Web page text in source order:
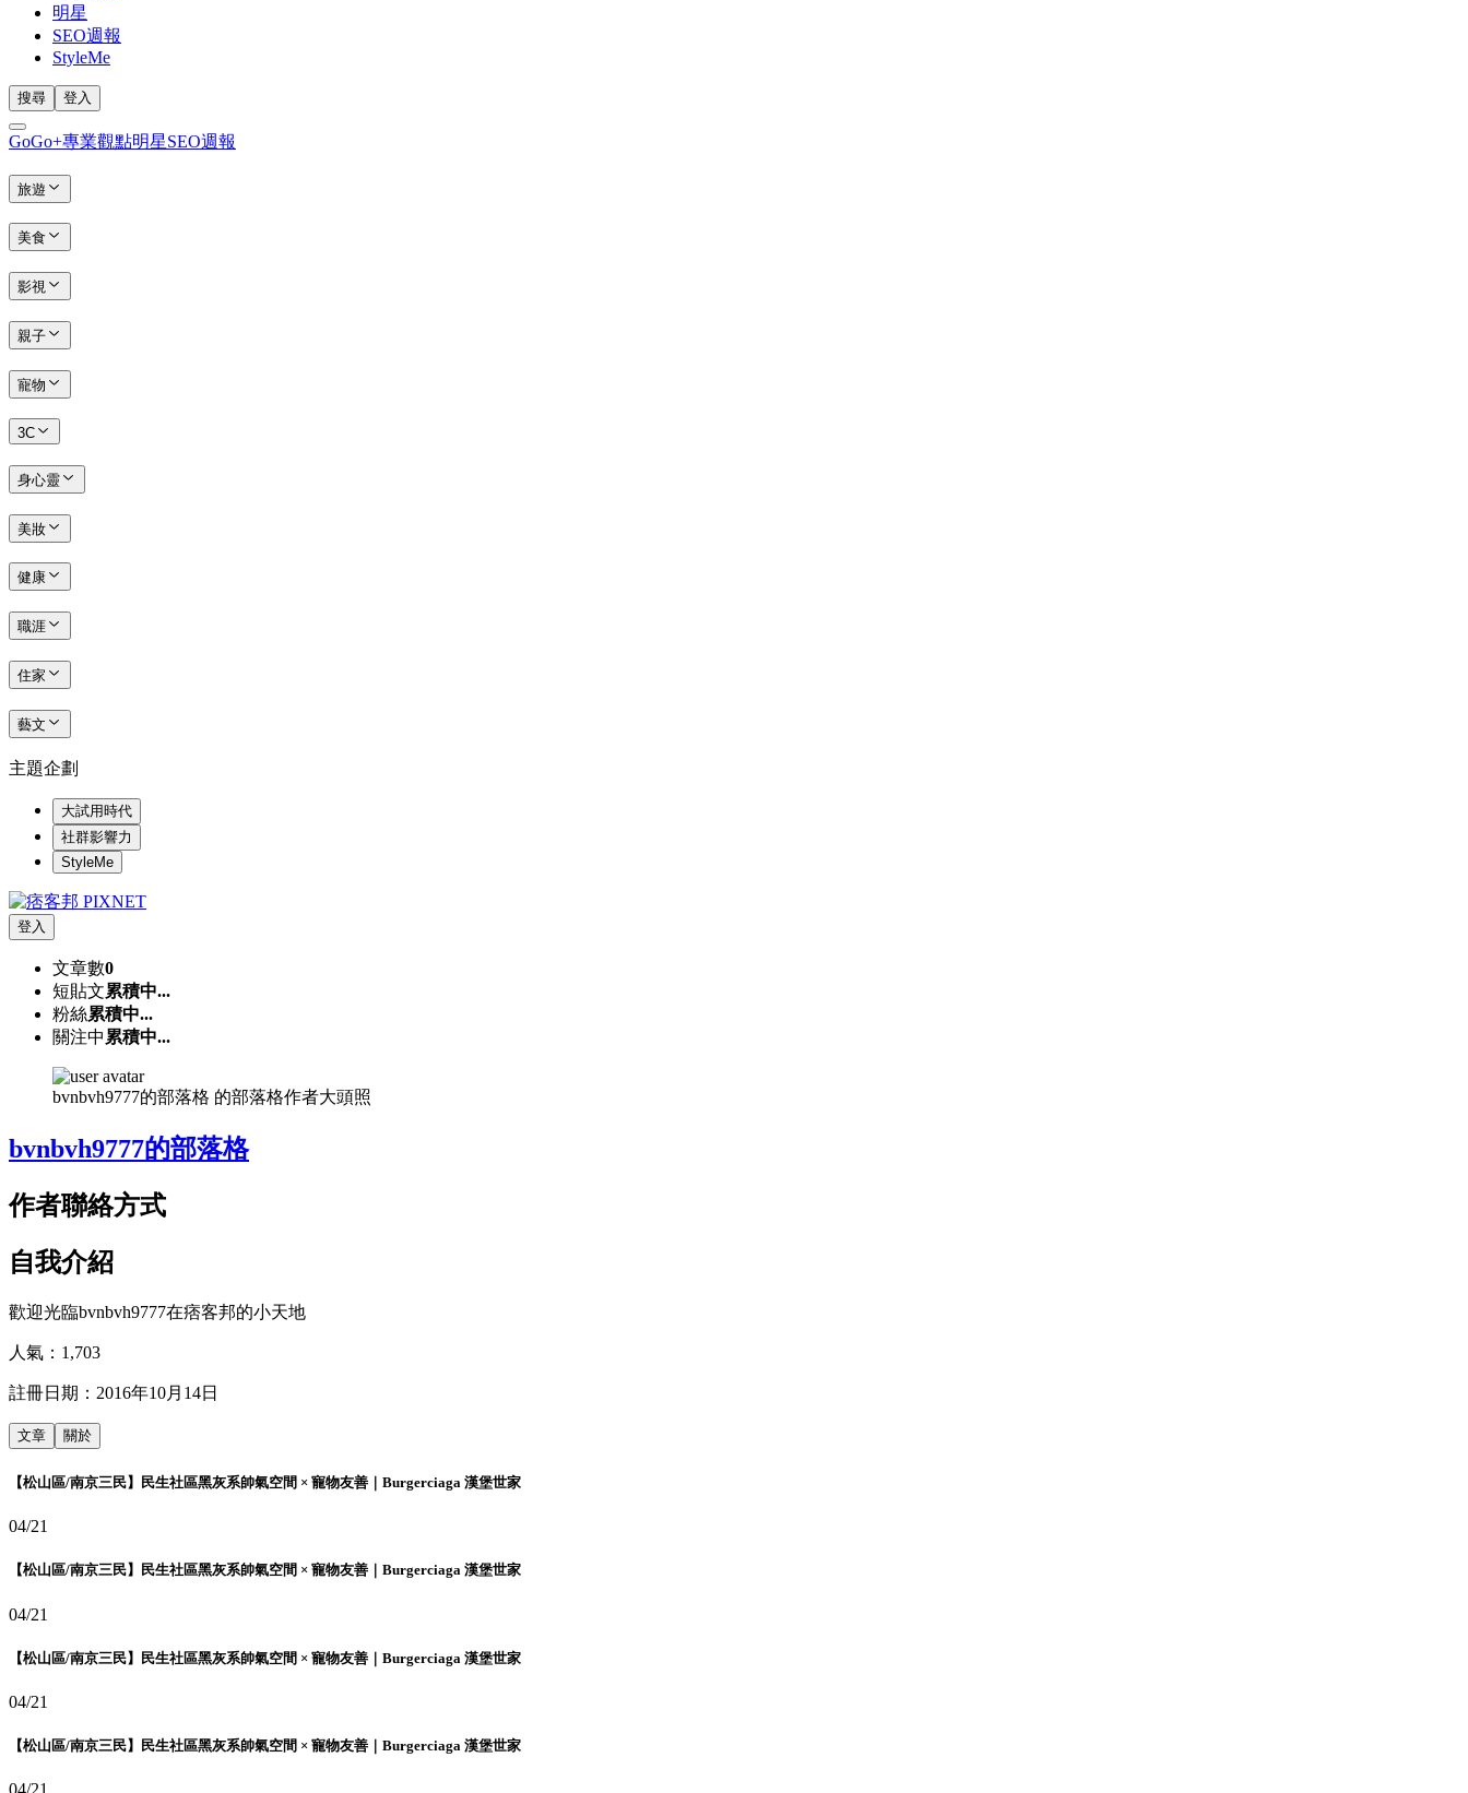
明星
SEO週報
StyleMe
搜尋 登入
GoGo+專業觀點明星SEO週報
旅遊
美食
影視
親子
寵物
3C
身心靈
美妝
健康
職涯
住家
藝文
主題企劃
大試用時代
社群影響力
StyleMe
登入
文章數0
短貼文累積中...
粉絲累積中...
關注中 累積中...
bvnbvh9777的部落格 的部落格作者大頭照
bvnbvh9777的部落格
作者聯絡方式
自我介紹
歡迎光臨bvnbvh9777在痞客邦的小天地
人氣： 1,703
註冊日期： 2016年10月14日
文章 關於
【松山區/南京三民】民生社區黑灰系帥氣空間 × 寵物友善｜Burgerciaga 漢堡世家
04/21
【松山區/南京三民】民生社區黑灰系帥氣空間 × 寵物友善｜Burgerciaga 漢堡世家
04/21
【松山區/南京三民】民生社區黑灰系帥氣空間 × 寵物友善｜Burgerciaga 漢堡世家
04/21
【松山區/南京三民】民生社區黑灰系帥氣空間 × 寵物友善｜Burgerciaga 漢堡世家